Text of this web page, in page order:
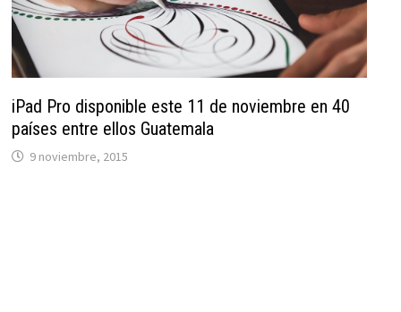
iPad Pro disponible este 11 de noviembre en 40
países entre ellos Guatemala
9 noviembre, 2015